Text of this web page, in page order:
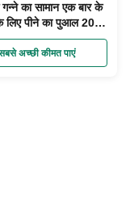
गन्ने का सामान एक बार के
लिए पीने का पुआल 20
कंपोस्टेबल और
अच्छी कीमत पाएं